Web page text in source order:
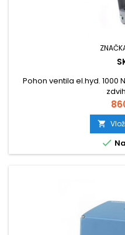
Pohon ventila el.hyd. 1000

